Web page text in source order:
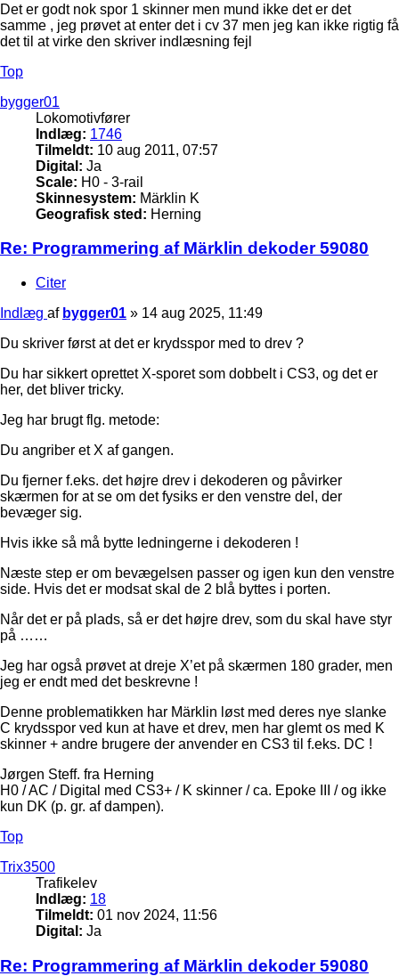
Det er godt nok spor 1 skinner men mund ikke det er det
samme , jeg prøvet at enter det i cv 37 men jeg kan ikke rigtig få
det til at virke den skriver indlæsning fejl
Top
bygger01
Lokomotivfører
Indlæg: 1746
Tilmeldt: 10 aug 2011, 07:57
Digital: Ja
Scale: H0 - 3-rail
Skinnesystem: Märklin K
Geografisk sted: Herning
Re: Programmering af Märklin dekoder 59080
Citer
Indlæg af bygger01 » 14 aug 2025, 11:49
Du skriver først at det er krydsspor med to drev ?
Du har sikkert oprettet X-sporet som dobbelt i CS3, og det er
her, det bliver tricky.
Jeg har brugt flg. metode:
Du angriber et X af gangen.
Du fjerner f.eks. det højre drev i dekoderen og påvirker
skærmen for at se om det fysiks er den venstre del, der
bevæger sig.
Hvis ikke så må bytte ledningerne i dekoderen !
Næste step er om bevægelsen passer og igen kun den venstre
side. Hvis det er modsat skal de 2 blå byttes i porten.
Når det er på plads, så er det højre drev, som du skal have styr
på ……
Jeg har også prøvet at dreje X’et på skærmen 180 grader, men
jeg er endt med det beskrevne !
Denne problematikken har Märklin løst med deres nye slanke
C krydsspor ved kun at have et drev, men har glemt os med K
skinner + andre brugere der anvender en CS3 til f.eks. DC !
Jørgen Steff. fra Herning
H0 / AC / Digital med CS3+ / K skinner / ca. Epoke III / og ikke
kun DK (p. gr. af dampen).
Top
Trix3500
Trafikelev
Indlæg: 18
Tilmeldt: 01 nov 2024, 11:56
Digital: Ja
Re: Programmering af Märklin dekoder 59080